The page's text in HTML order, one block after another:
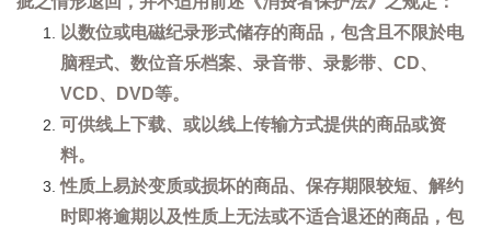
以数位或电磁纪录形式储存的商品，包含且不限於电
脑程式、数位音乐档案、录音带、录影带、CD、
VCD、DVD等。
可供线上下载、或以线上传输方式提供的商品或资
料。
性质上易於变质或损坏的商品、保存期限较短、解约
时即将逾期以及性质上无法或不适合退还的商品，包